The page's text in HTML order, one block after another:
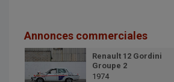
Annonces commerciales
Renault 12 Gordini
Groupe 2
1974